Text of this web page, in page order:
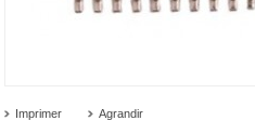
Imprimer Agrandir